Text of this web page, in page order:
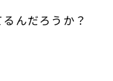
んだろうか？